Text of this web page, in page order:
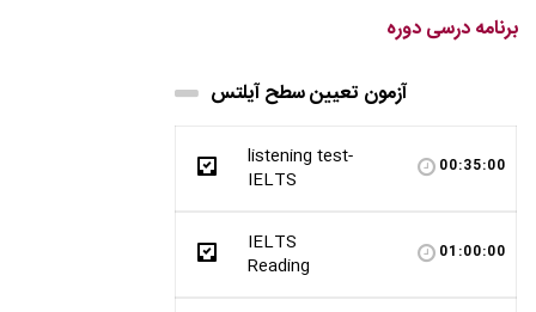
برنامه درسی دوره
آزمون تعیین سطح آیلتس
listening test-
IELTS
00:35:00
IELTS
Reading
01:00:00